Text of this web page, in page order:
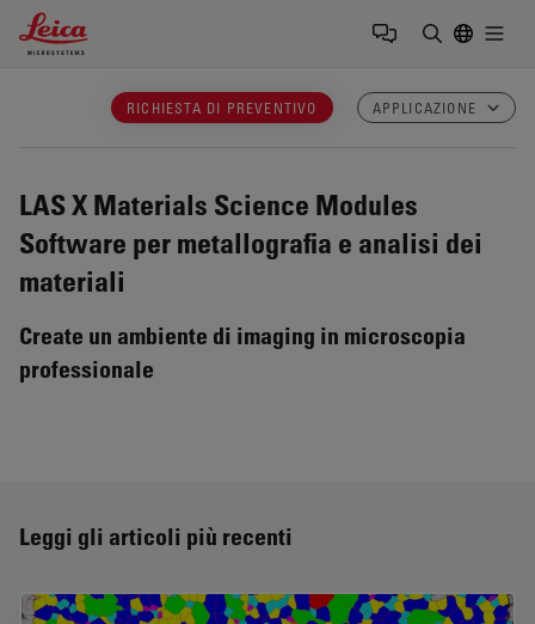
Leica Microsystems Logo
RICHIESTA DI PREVENTIVO APPLICAZIONE
LAS X Materials Science Modules
Software per metallografia e analisi dei
materiali
Create un ambiente di imaging in microscopia
professionale
Leggi gli articoli più recenti